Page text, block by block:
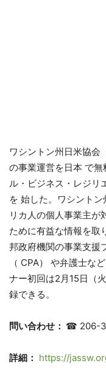
ワシントン州日米協会
の事業運営を日本 で
ル・ビジネス・レジリ
を 始した。ワシント
リカ人の個人事業主が
ために有益な情報を取
邦政府機関の事業支援
（ CPA） や弁護士な
ナー初回は2月15日（
録できる。
問い合わせ： ☎ 206-
詳細： https://